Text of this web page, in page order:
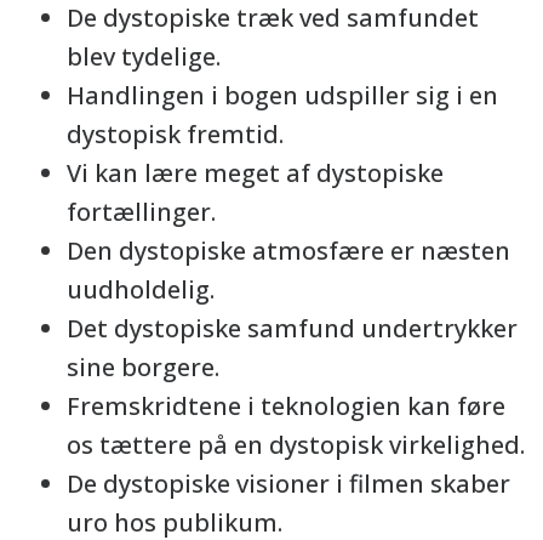
De dystopiske træk ved samfundet
blev tydelige.
Handlingen i bogen udspiller sig i en
dystopisk fremtid.
Vi kan lære meget af dystopiske
fortællinger.
Den dystopiske atmosfære er næsten
uudholdelig.
Det dystopiske samfund undertrykker
sine borgere.
Fremskridtene i teknologien kan føre
os tættere på en dystopisk virkelighed.
De dystopiske visioner i filmen skaber
uro hos publikum.